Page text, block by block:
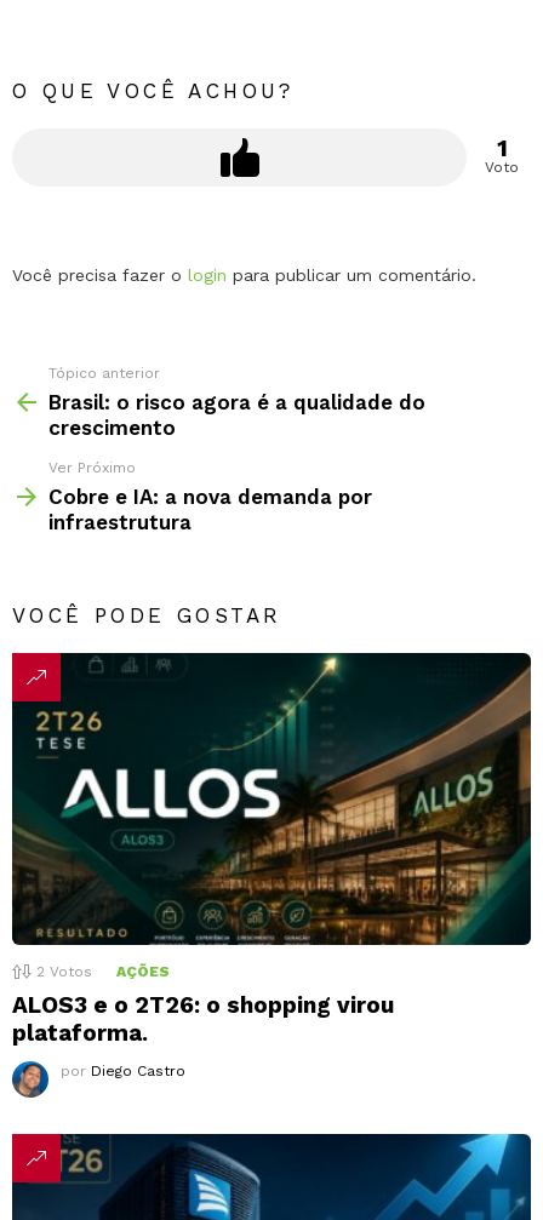
O QUE VOCÊ ACHOU?
1
Voto
Deixe
Você precisa fazer o login para publicar um comentário.
Tópico anterior
Brasil: o risco agora é a qualidade do
crescimento
Ver Próximo
Cobre e IA: a nova demanda por
infraestrutura
VOCÊ PODE GOSTAR
2 Votos AÇÕES
ALOS3 e o 2T26: o shopping virou
plataforma.
por Diego Castro